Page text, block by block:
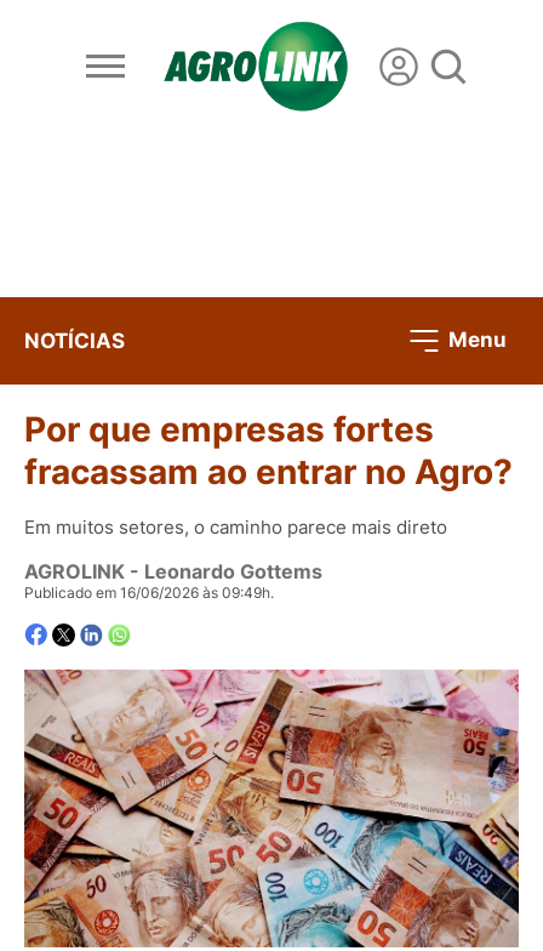
NOTÍCIAS Menu
Por que empresas fortes
fracassam ao entrar no Agro?
Em muitos setores, o caminho parece mais direto
AGROLINK - Leonardo Gottems
Publicado em 16/06/2026 às 09:49h.